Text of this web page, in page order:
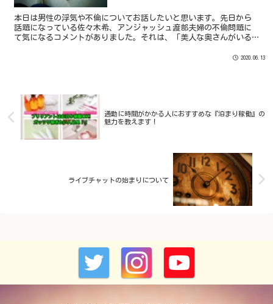
本日は男性の浮気や不倫についてお話したいと思います。先日から
話題になっている佐々木希、アンジャッシュ渡部夫婦の不倫問題に
て気になるコメントがありました。それは、「美人な奥さんがいる
2020.06.13
通勤に時間がかかる人におすすめな『泊まり稼働』の
魅力を教えます！
ライブチャットの始まりについて